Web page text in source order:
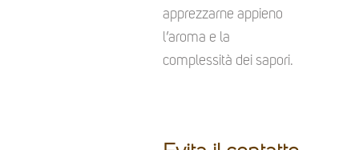
apprezzarne appieno
l’aroma e la
complessità dei sapori.